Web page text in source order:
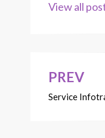
View all
de
PREV
Service